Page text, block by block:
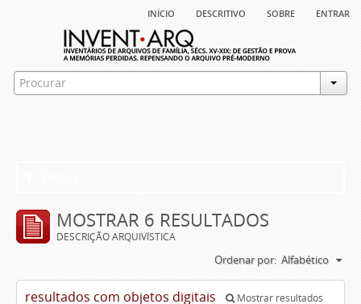
início descritivo sobre entrar
MOSTRAR 6 RESULTADOS
DESCRIÇÃO ARQUIVÍSTICA
Ordenar por: Alfabético
resultados com objetos digitais
Mostrar resultados